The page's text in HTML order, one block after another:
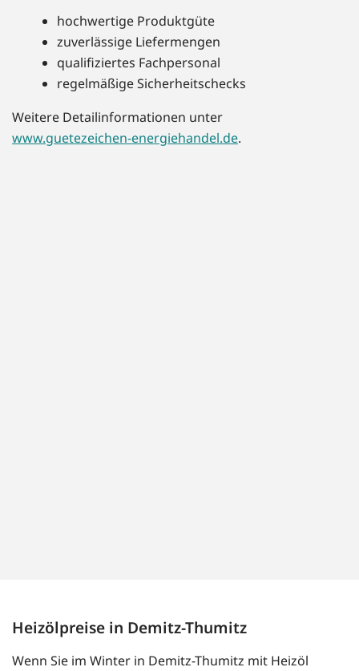
hochwertige Produktgüte
zuverlässige Liefermengen
qualifiziertes Fachpersonal
regelmäßige Sicherheitschecks
Weitere Detailinformationen unter
www.guetezeichen-energiehandel.de.
Heizölpreise in Demitz-Thumitz
Wenn Sie im Winter in Demitz-Thumitz mit Heizöl